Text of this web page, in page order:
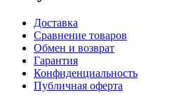
Доставка
Сравнение товаров
Обмен и возврат
Гарантия
Конфиденциальность
Публичная оферта